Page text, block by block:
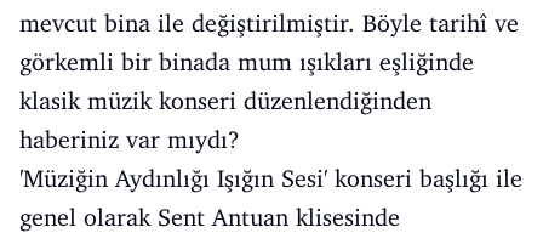
mevcut bina ile değiştirilmiştir. Böyle tarihî ve
görkemli bir binada mum ışıkları eşliğinde
klasik müzik konseri düzenlendiğinden
haberiniz var mıydı?
'Müziğin Aydınlığı Işığın Sesi' konseri başlığı ile
genel olarak Sent Antuan klisesinde